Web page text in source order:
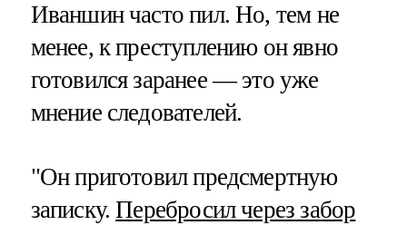
Иваншин часто пил. Но, тем не
менее, к преступлению он явно
готовился заранее — это уже
мнение следователей.
"Он приготовил предсмертную
записку.Перебросил через забор